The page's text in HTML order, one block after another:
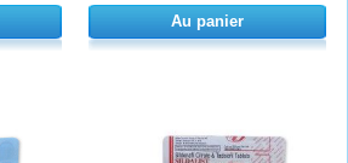
Au panier